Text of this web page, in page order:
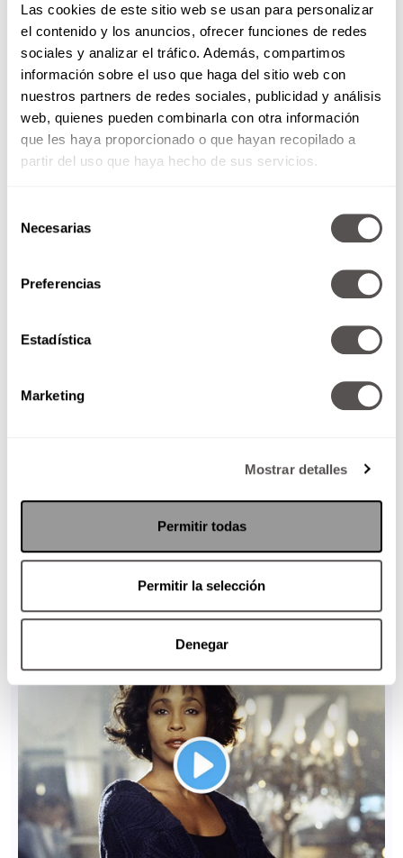
Las cookies de este sitio web se usan para personalizar
el contenido y los anuncios, ofrecer funciones de redes
sociales y analizar el tráfico. Además, compartimos
información sobre el uso que haga del sitio web con
nuestros partners de redes sociales, publicidad y análisis
web, quienes pueden combinarla con otra información
que les haya proporcionado o que hayan recopilado a
partir del uso que haya hecho de sus servicios.
Necesarias
Preferencias
Estadística
Marketing
Mostrar detalles
Permitir todas
Permitir la selección
Denegar